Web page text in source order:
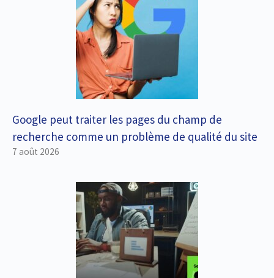
Google peut traiter les pages du champ de
recherche comme un problème de qualité du site
7 août 2026